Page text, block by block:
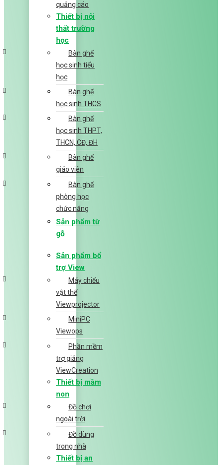
quảng cáo
Thiết bị nội
thất trường
học
Bàn ghế
học sinh tiểu
học
Bàn ghế
học sinh THCS
Bàn ghế
học sinh THPT,
THCN, CĐ, ĐH
Bàn ghế
giáo viên
Bàn ghế
phòng học
chức năng
Sản phẩm từ
gỗ
Sản phẩm bổ
trợ View
Máy chiếu
vật thể
Viewprojector
MiniPC
Viewops
Phần mềm
trợ giảng
ViewCreation
Thiết bị mầm
non
Đồ chơi
ngoài trời
Đồ dùng
trong nhà
Thiết bị an